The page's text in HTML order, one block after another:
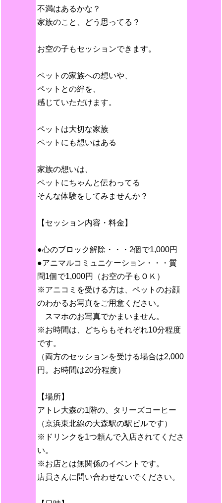
不満はあるかな？
家族のこと、どう思ってる？
お空の子もセッションできます。
ペットの家族への想いや、
ペットとの絆を、
感じていただけます。
ペットは大切な家族
ペットにも想いはある
家族の想いは、
ペットにちゃんと伝わってる
そんな体験をしてみませんか？
【セッション内容・料金】
●心のブロック解除・・・2個で1,000円
●アニマルコミュニケーション・・・質
問1個で1,000円（お空の子もＯＫ）
※アニコミを受ける方は、ペットのお顔
のわかるお写真をご用意ください。
スマホのお写真でかまいません。
※お時間は、どちらもそれぞれ10分程度
です。
（両方のセッションを受ける場合は2,000
円。お時間は20分程度）
【場所】
アトレ大森の1階の、タリーズコーヒー
（京浜東北線の大森駅の駅ビルです）
※ドリンクを1つ頼んで入店されてくださ
い。
※お店とは無関係のイベントです。
店員さんに問い合わせないでください。